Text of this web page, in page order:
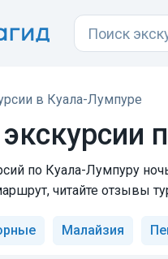
в Куала-Лумпуре
по Куала-Лумпуру
читайте отзывы
Малайзия